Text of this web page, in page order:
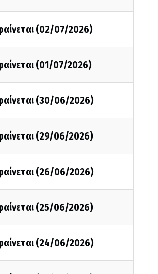
(02/07/2026)
(01/07/2026)
(30/06/2026)
(29/06/2026)
(26/06/2026)
(25/06/2026)
(24/06/2026)